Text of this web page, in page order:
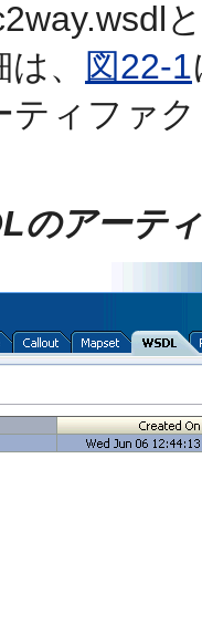
、
図22-1
ティファ
のアーテ